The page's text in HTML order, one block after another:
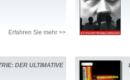
Erfahren Sie mehr >>
DER ULTIMATIVE